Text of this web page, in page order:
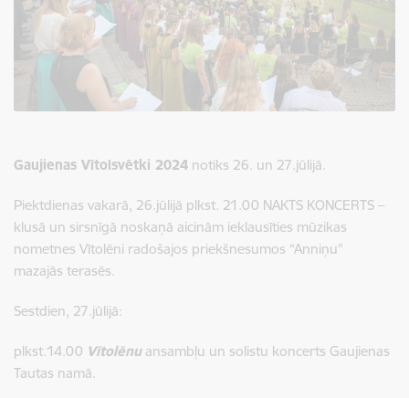
Gaujienas Vītolsvētki 2024 notiks 26. un 27.jūlijā.
Piektdienas vakarā, 26.jūlijā plkst. 21.00 NAKTS KONCERTS –
klusā un sirsnīgā noskaņā aicinām ieklausīties mūzikas
nometnes Vītolēni radošajos priekšnesumos “Anniņu”
mazajās terasēs.
Sestdien, 27.jūlijā:
plkst.14.00 Vītolēnuansambļu un solistu koncerts Gaujienas
Tautas namā.